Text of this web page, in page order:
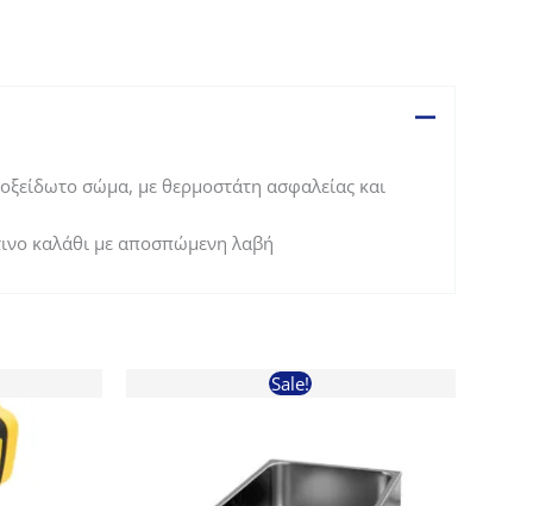
σώμα, με θερμοστάτη ασφαλείας και
καλάθι με αποσπώμενη λαβή
Sale!